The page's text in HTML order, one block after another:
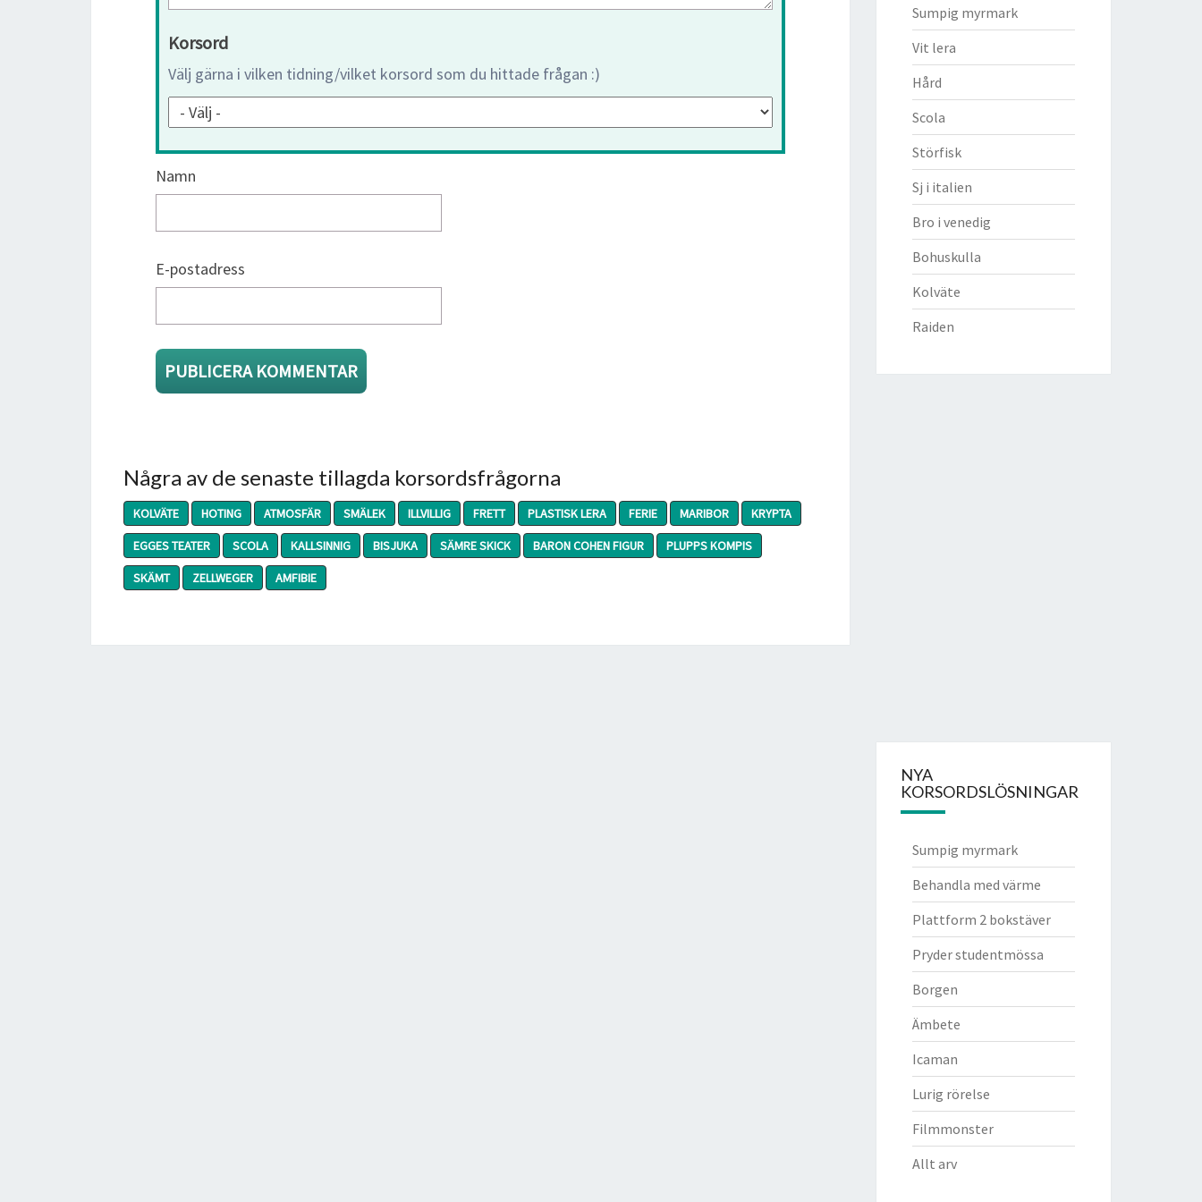
Korsord
Välj gärna i vilken tidning/vilket korsord som du hittade frågan :)
Namn
E-postadress
Några av de senaste tillagda korsordsfrågorna
KOLVÄTE HOTING ATMOSFÄR SMÄLEK ILLVILLIG FRETT PLASTISK LERA FERIE MARIBOR
KRYPTA
EGGES TEATER
SCOLA KALLSINNIG BISJUKA SÄMRE SKICK BARON COHEN FIGUR
PLUPPS KOMPIS
SKÄMT
ZELLWEGER AMFIBIE
Sumpig myrmark
Vit lera
Hård
Scola
Störfisk
Sj i italien
Bro i venedig
Bohuskulla
Kolväte
Raiden
NYA
KORSORDSLÖSNINGAR
Sumpig myrmark
Behandla med värme
Plattform 2 bokstäver
Pryder studentmössa
Borgen
Ämbete
Icaman
Lurig rörelse
Filmmonster
Allt arv